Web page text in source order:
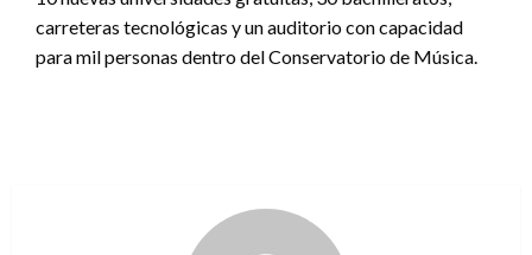
carreteras tecnológicas y un auditorio con capacidad
para mil personas dentro del Conservatorio de Música.